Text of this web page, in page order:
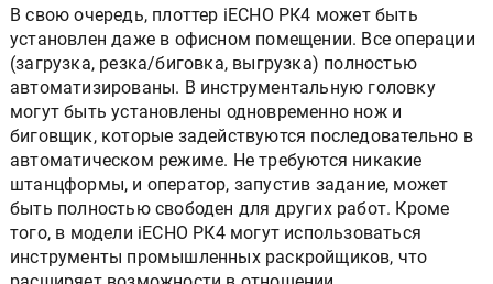
В свою очередь, плоттер iECHO РК4 может быть
установлен даже в офисном помещении. Все операции
(загрузка, резка/биговка, выгрузка) полностью
автоматизированы. В инструментальную головку
могут быть установлены одновременно нож и
биговщик, которые задействуются последовательно в
автоматическом режиме. Не требуются никакие
штанцформы, и оператор, запустив задание, может
быть полностью свободен для других работ. Кроме
того, в модели iECHO РК4 могут использоваться
инструменты промышленных раскройщиков, что